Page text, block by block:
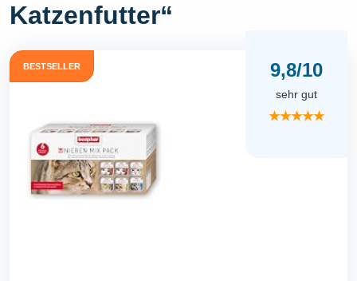
Katzenfutter“
BESTSELLER 9,8/10
sehr gut
★★★★★